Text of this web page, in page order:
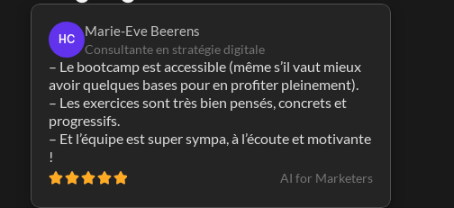
HC
Marie-Eve Beerens
Consultante en stratégie digitale
– Le bootcamp est accessible (même s’il vaut mieux
avoir quelques bases pour en profiter pleinement).
– Les exercices sont très bien pensés, concrets et
progressifs.
– Et l’équipe est super sympa, à l’écoute et motivante
!
AI for Marketers